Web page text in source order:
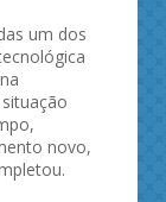
um dos
novo,